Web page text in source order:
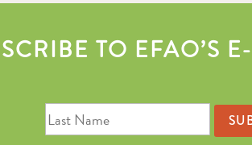
TO EFAO’S